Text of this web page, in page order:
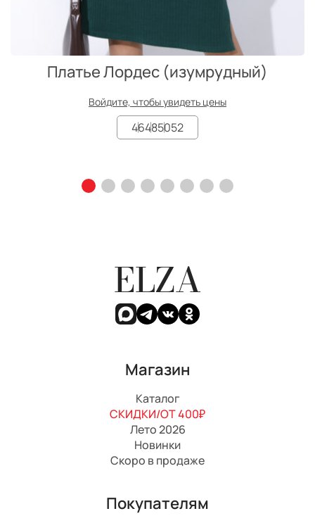
Платье Лордес (изумрудный)
Войдите, чтобы увидеть цены
46485052
ELZA
Магазин
Каталог
СКИДКИ/ОТ 400₽
Лето 2026
Новинки
Скоро в продаже
Покупателям